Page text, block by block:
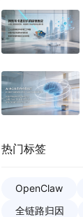
热门标签
OpenClaw
全链路归因